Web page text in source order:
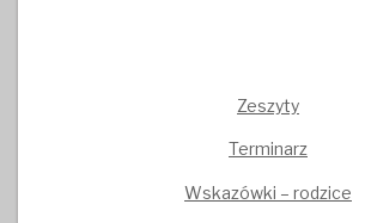
Zeszyty
Terminarz
Wskazówki – rodzice